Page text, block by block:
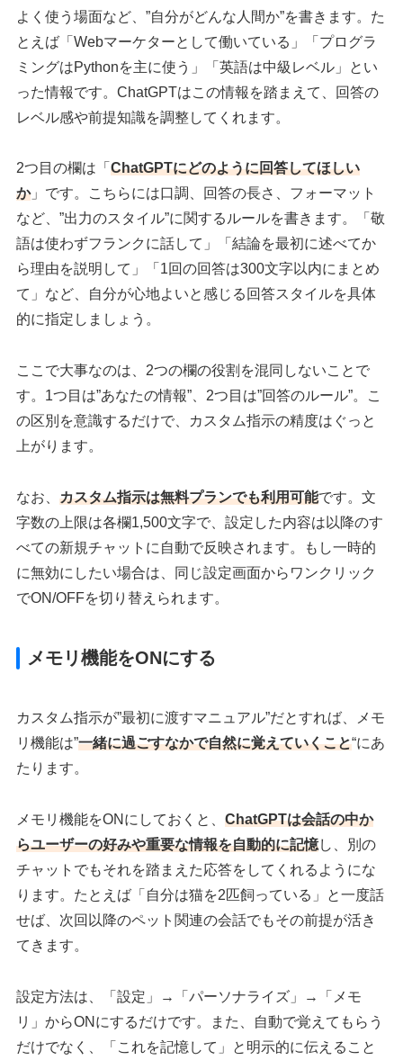
よく使う場面など、”自分がどんな人間か”を書きます。た
とえば「Webマーケターとして働いている」「プログラ
ミングはPythonを主に使う」「英語は中級レベル」とい
った情報です。ChatGPTはこの情報を踏まえて、回答の
レベル感や前提知識を調整してくれます。
2つ目の欄は「ChatGPTにどのように回答してほしい
か」です。こちらには口調、回答の長さ、フォーマット
など、”出力のスタイル”に関するルールを書きます。「敬
語は使わずフランクに話して」「結論を最初に述べてか
ら理由を説明して」「1回の回答は300文字以内にまとめ
て」など、自分が心地よいと感じる回答スタイルを具体
的に指定しましょう。
ここで大事なのは、2つの欄の役割を混同しないことで
す。1つ目は”あなたの情報”、2つ目は”回答のルール”。こ
の区別を意識するだけで、カスタム指示の精度はぐっと
上がります。
なお、カスタム指示は無料プランでも利用可能です。文
字数の上限は各欄1,500文字で、設定した内容は以降のす
べての新規チャットに自動で反映されます。もし一時的
に無効にしたい場合は、同じ設定画面からワンクリック
でON/OFFを切り替えられます。
メモリ機能をONにする
カスタム指示が”最初に渡すマニュアル”だとすれば、メモ
リ機能は”一緒に過ごすなかで自然に覚えていくこと“にあ
たります。
メモリ機能をONにしておくと、ChatGPTは会話の中か
らユーザーの好みや重要な情報を自動的に記憶し、別の
チャットでもそれを踏まえた応答をしてくれるようにな
ります。たとえば「自分は猫を2匹飼っている」と一度話
せば、次回以降のペット関連の会話でもその前提が活き
てきます。
設定方法は、「設定」→「パーソナライズ」→「メモ
リ」からONにするだけです。また、自動で覚えてもらう
だけでなく、「これを記憶して」と明示的に伝えること